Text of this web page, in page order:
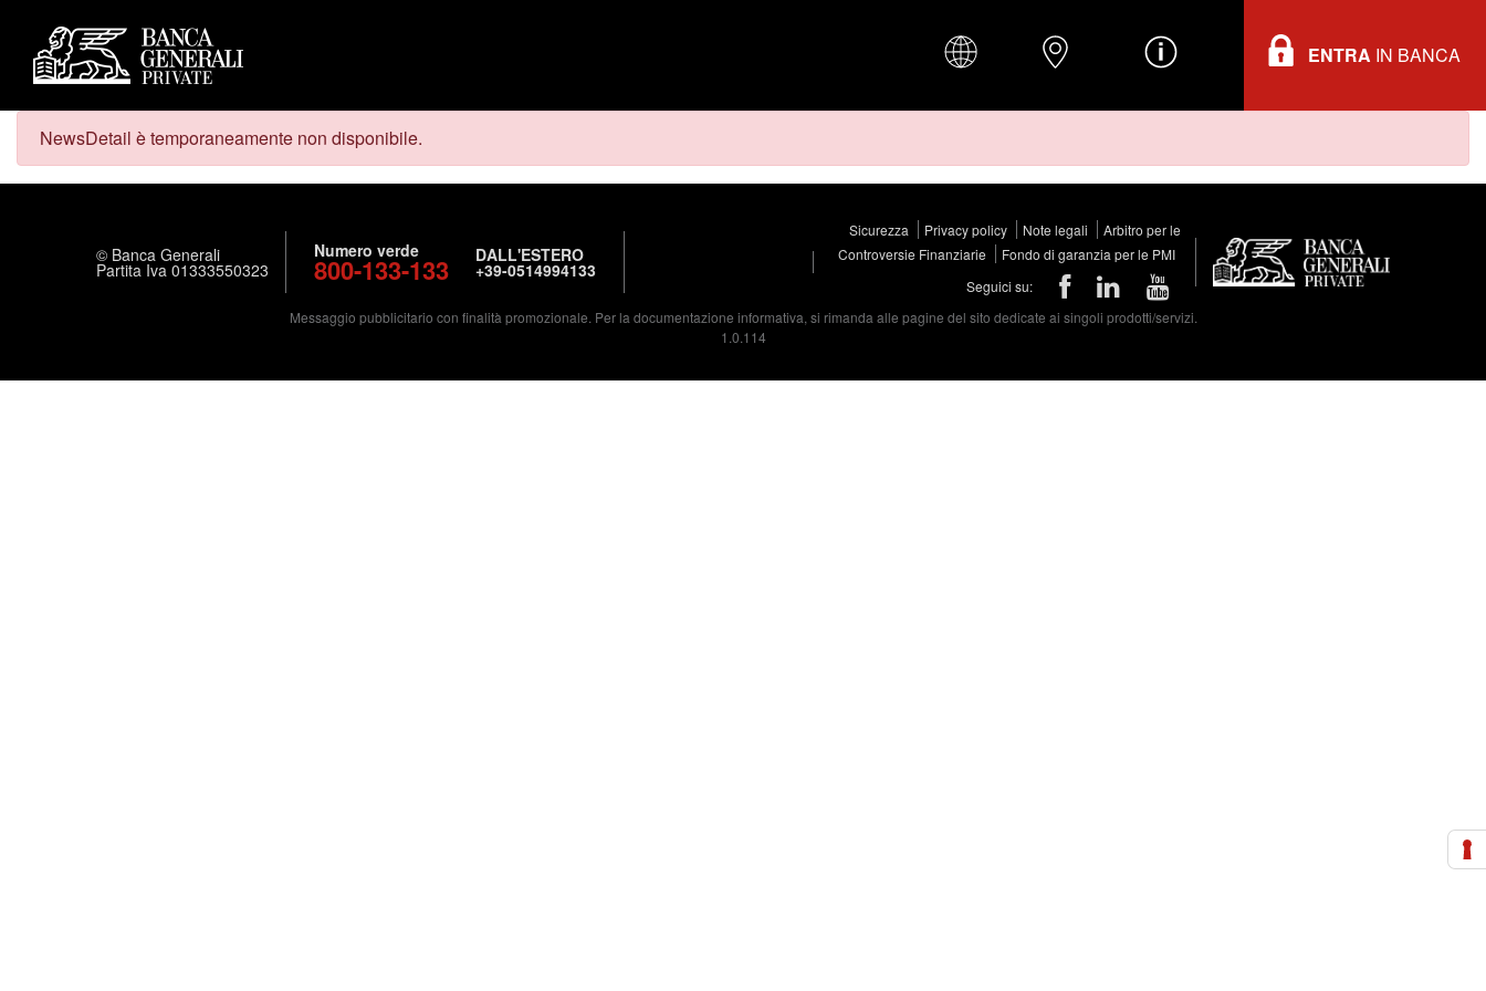
ENTRA IN BANCA
NewsDetail è temporaneamente non disponibile.
© Banca Generali
Partita Iva 01333550323
Numero verde
800-133-133 DALL'ESTERO
+39-0514994133
Sicurezza Privacy policy Note legali
Arbitro per le
Controversie Finanziarie
Fondo di garanzia per le PMI
Seguici su:
Messaggio pubblicitario con finalità promozionale. Per la documentazione informativa, si rimanda alle pagine del sito dedicate ai singoli prodotti/servizi.
1.0.114